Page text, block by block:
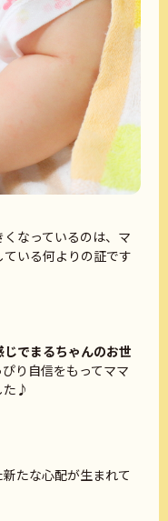
なっているのは、マ
いる何よりの証です
じでまるちゃんのお世
り自信をもってママ
た♪
たな心配が生まれて